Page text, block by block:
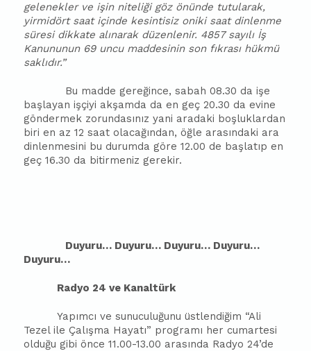
gelenekler ve işin niteliği göz önünde tutularak,
yirmidört saat içinde kesintisiz oniki saat dinlenme
süresi dikkate alınarak düzenlenir. 4857 sayılı İş
Kanununun 69 uncu maddesinin son fıkrası hükmü
saklıdır.”
Bu madde gereğince, sabah 08.30 da işe
başlayan işçiyi akşamda da en geç 20.30 da evine
göndermek zorundasınız yani aradaki boşluklardan
biri en az 12 saat olacağından, öğle arasındaki ara
dinlenmesini bu durumda göre 12.00 de başlatıp en
geç 16.30 da bitirmeniz gerekir.
Duyuru… Duyuru… Duyuru… Duyuru…
Duyuru…
Radyo 24 ve Kanaltürk
Yapımcı ve sunuculuğunu üstlendiğim “Ali
Tezel ile Çalışma Hayatı” programı her cumartesi
olduğu gibi önce 11.00-13.00 arasında Radyo 24’de